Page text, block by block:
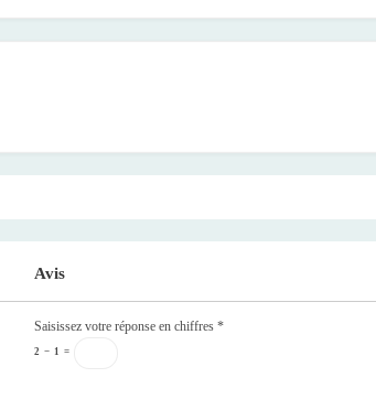
Avis
Saisissez votre réponse en chiffres*
2 − 1 =